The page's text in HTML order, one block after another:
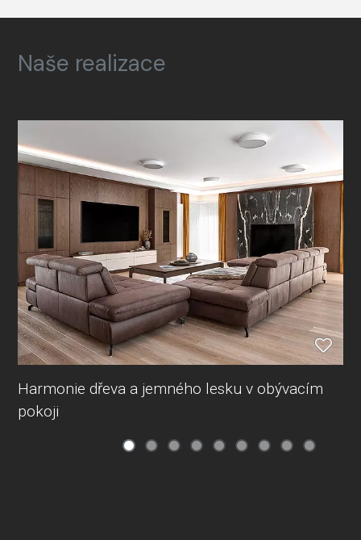
Naše realizace
Harmonie dřeva a jemného lesku v obývacím
pokoji